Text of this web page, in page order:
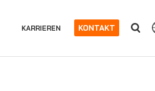
KARRIEREN KONTAKT